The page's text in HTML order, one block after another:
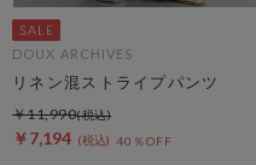
DOUX ARCHIVES
リネン混ストライプパンツ
￥7,194 40％OFF
￥11,990